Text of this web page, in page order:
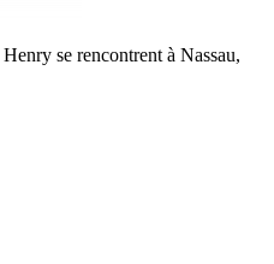
se rencontrent à Nassau,